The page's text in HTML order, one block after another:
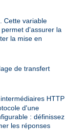
. Cette variable
d'assurer la
la mise en
de transfert
HTTP
d'une
: définissez
les réponses